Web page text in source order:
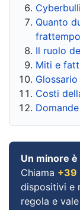
Quanto
frattempo
Il ruolo
Miti e
Glossario
Costi
Un minore
Chiama +39
dispositivi e
regola e